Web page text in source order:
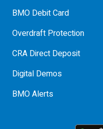
BMO Debit Card
Overdraft Protection
CRA Direct Deposit
Digital Demos
BMO Alerts